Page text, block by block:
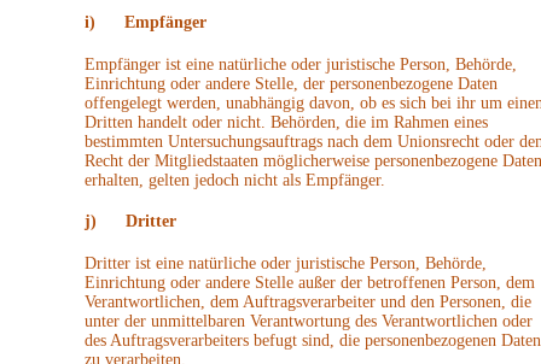
i) Empfänger
Empfänger ist eine natürliche oder juristische Person, Behörde,
Einrichtung oder andere Stelle, der personenbezogene Daten
offengelegt werden, unabhängig davon, ob es sich bei ihr um
Dritten handelt oder nicht. Behörden, die im Rahmen eines
bestimmten Untersuchungsauftrags nach dem Unionsrecht oder
Recht der Mitgliedstaaten möglicherweise personenbezogene Daten
erhalten, gelten jedoch nicht als Empfänger.
j) Dritter
Dritter ist eine natürliche oder juristische Person, Behörde,
Einrichtung oder andere Stelle außer der betroffenen Person, dem
Verantwortlichen, dem Auftragsverarbeiter und den Personen, die
unter der unmittelbaren Verantwortung des Verantwortlichen oder
des Auftragsverarbeiters befugt sind, die personenbezogenen Daten
zu verarbeiten.